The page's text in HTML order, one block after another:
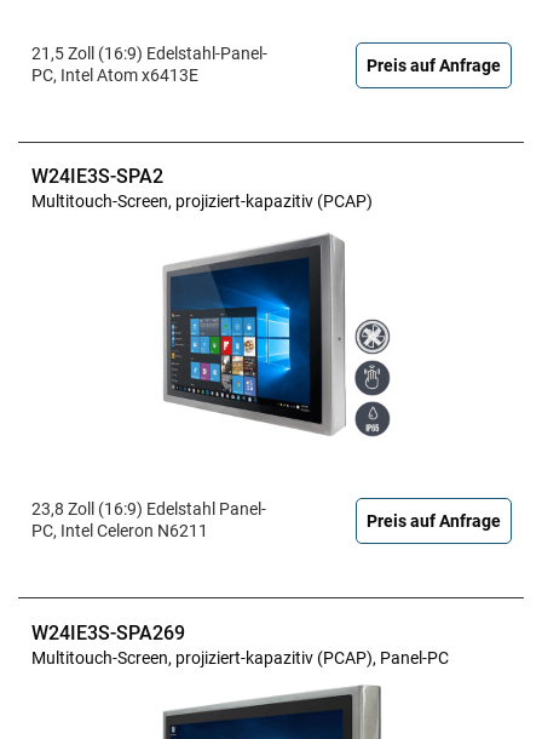
21,5 Zoll (16:9) Edelstahl-Panel-
PC, Intel Atom x6413E
Preis auf Anfrage
W24IE3S-SPA2
Multitouch-Screen, projiziert-kapazitiv (PCAP)
23,8 Zoll (16:9) Edelstahl Panel-
PC, Intel Celeron N6211
Preis auf Anfrage
W24IE3S-SPA269
Multitouch-Screen, projiziert-kapazitiv (PCAP), Panel-PC